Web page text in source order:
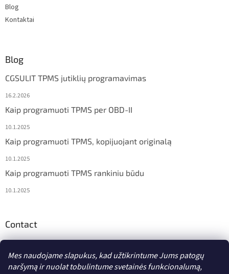
Mes naudojame slapukus, kad užtikrintume Jums patogų
naršymą ir nuolat tobulintume svetainės funkcionalumą,
Blog
Kontaktai
Blog
CGSULIT TPMS jutiklių programavimas
16.2.2026
Kaip programuoti TPMS per OBD-II
10.1.2025
Kaip programuoti TPMS, kopijuojant originalą
10.1.2025
Kaip programuoti TPMS rankiniu būdu
10.1.2025
Contact